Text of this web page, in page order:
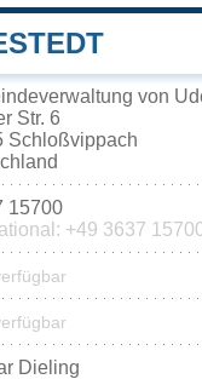
von
Str. 6
Schloßvippach
15700
+49 3637
Dieling